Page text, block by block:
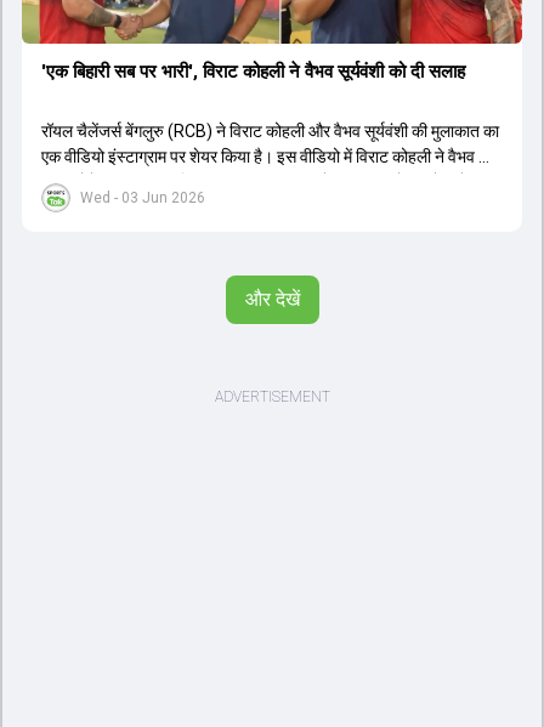
Wed - 03 Jun 2026
'एक बिहारी सब पर भारी', विराट कोहली ने वैभव सूर्यवंशी को दी सलाह
रॉयल चैलेंजर्स बेंगलुरु (RCB) ने विराट कोहली और वैभव सूर्यवंशी की मुलाकात का
एक वीडियो इंस्टाग्राम पर शेयर किया है। इस वीडियो में विराट कोहली ने वैभव को
सलाह देते हुए कहा, 'एक बिहारी सब पर भारी। बस गेम खत्म।' कोहली ने उन्हें खुद
पर विश्वास रखने और नकारात्मक बातों पर ध्यान न देने की सलाह दी। आईपीएल
सीरीज खेलेंगे। वहीं, विराट कोहली लंदन रवाना हो गए हैं और अगली वनडे सीरीज में
और देखें